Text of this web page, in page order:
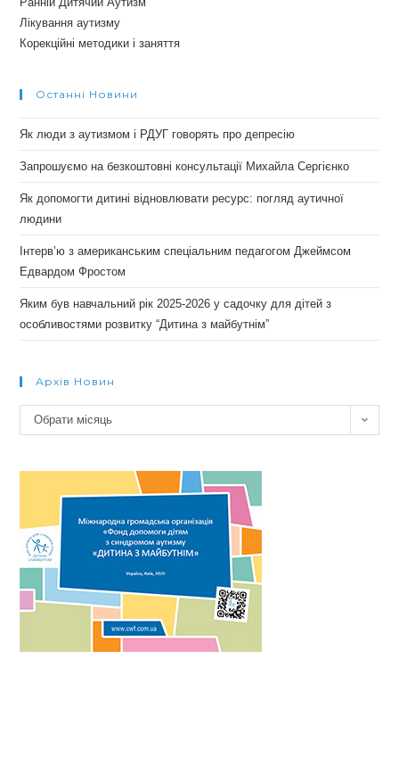
Лікування аутизму
Корекційні методики і заняття
Останні Новини
Як люди з аутизмом і РДУГ говорять про депресію
Запрошуємо на безкоштовні консультації Михайла Сергієнко
Як допомогти дитині відновлювати ресурс: погляд аутичної
людини
Інтерв’ю з американським спеціальним педагогом Джеймсом
Едвардом Фростом
Яким був навчальний рік 2025-2026 у садочку для дітей з
особливостями розвитку “Дитина з майбутнім”
Архів Новин
Архів
новин
Обрати місяць